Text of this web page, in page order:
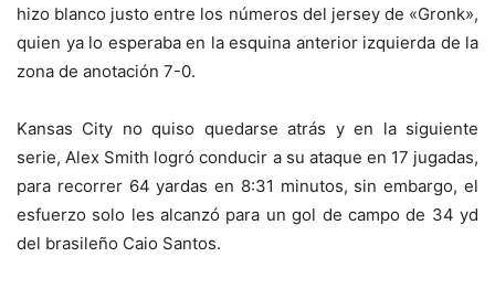
hizo blanco justo entre los números del jersey de «Gronk»,
quien ya lo esperaba en la esquina anterior izquierda de la
zona de anotación 7-0.
Kansas City no quiso quedarse atrás y en la siguiente
serie, Alex Smith logró conducir a su ataque en 17 jugadas,
para recorrer 64 yardas en 8:31 minutos, sin embargo, el
esfuerzo solo les alcanzó para un gol de campo de 34 yd
del brasileño Caio Santos.